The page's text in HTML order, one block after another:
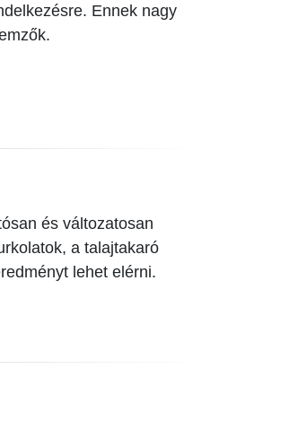
Ennek nagy
és változatosan
a talajtakaró
lehet elérni.